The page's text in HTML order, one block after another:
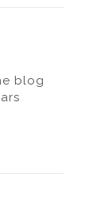
blog